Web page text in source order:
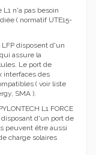
L1 n'a pas besoin
( normatif UTE15-
disposent d'un
assure la
Le port de
interfaces des
( voir liste
SMA ).
L1 FORCE
d'un port de
peuvent être aussi
charge solaires